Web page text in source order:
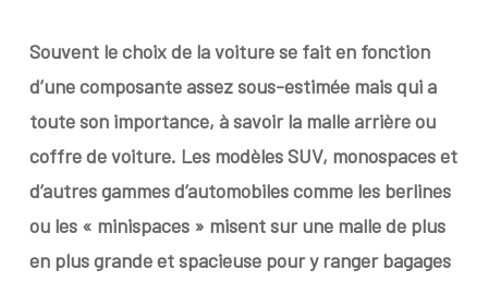
Souvent le choix de la voiture se fait en fonction
d’une composante assez sous-estimée mais qui a
toute son importance, à savoir la malle arrière ou
coffre de voiture. Les modèles SUV, monospaces et
d’autres gammes d’automobiles comme les berlines
ou les « minispaces » misent sur une malle de plus
en plus grande et spacieuse pour y ranger bagages